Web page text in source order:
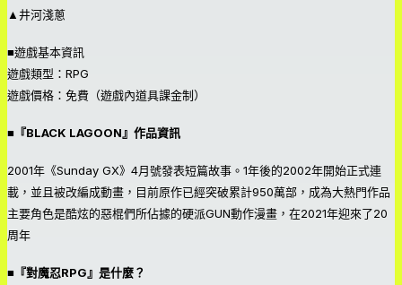
▲井河淺蔥
■遊戲基本資訊
遊戲類型：RPG
遊戲價格：免費（遊戲內道具課金制）
■『BLACK LAGOON』作品資訊
2001年《Sunday GX》4月號發表短篇故事。1年後的2002年開始正式連
載，並且被改編成動畫，目前原作已經突破累計950萬部，成為大熱門作品
主要角色是酷炫的惡棍們所佔據的硬派GUN動作漫畫，在2021年迎來了20
周年
■『對魔忍RPG』是什麼？